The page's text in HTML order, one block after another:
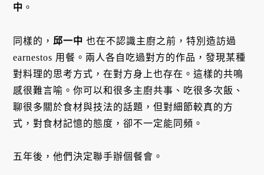
中 。
同樣的，邱一中 也在不認識主廚之前，特別造訪過
earnestos 用餐。兩人各自吃過對方的作品，發現某種
對料理的思考方式，在對方身上也存在。這樣的共鳴
感很難言喻。你可以和很多主廚共事、吃很多次飯、
聊很多關於食材與技法的話題，但對細節較真的方
式，對食材記憶的態度，卻不一定能同頻。
五年後，他們決定聯手辦個餐會。